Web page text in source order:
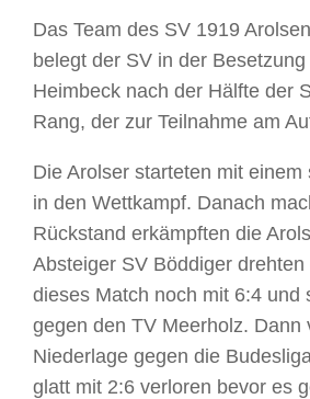
Das Team des SV 1919
belegt der SV in der
Heimbeck nach der Hälfte der
Rang, der zur Teilnahme am
Die Arolser starteten mit
in den Wettkampf. Danach
Rückstand erkämpften die
Absteiger SV Böddiger
dieses Match noch mit 6:4
gegen den TV Meerholz.
Niederlage gegen die
glatt mit 2:6 verloren bevor es